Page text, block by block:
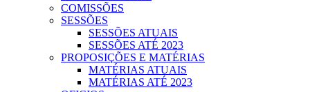
COMISSÕES
SESSÕES
SESSÕES ATUAIS
SESSÕES ATÉ 2023
PROPOSIÇÕES E MATÉRIAS
MATÉRIAS ATUAIS
MATÉRIAS ATÉ 2023